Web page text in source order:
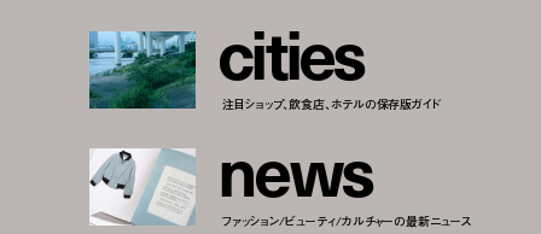
cities
注目ショップ、飲食店、ホテルの保存版ガイド
news
ファッション/ビューティ/カルチャーの最新ニュース